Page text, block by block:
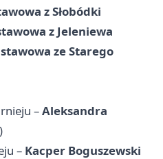
z Słobódki
z Jeleniewa
ze Starego
–Aleksandra
– Kacper Boguszewski